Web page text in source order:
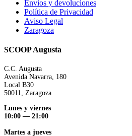
Envíos y devoluciones
Política de Privacidad
Aviso Legal
Zaragoza
SCOOP Augusta
C.C. Augusta
Avenida Navarra, 180
Local B30
50011, Zaragoza
Lunes y viernes
10:00 — 21:00
Martes a jueves